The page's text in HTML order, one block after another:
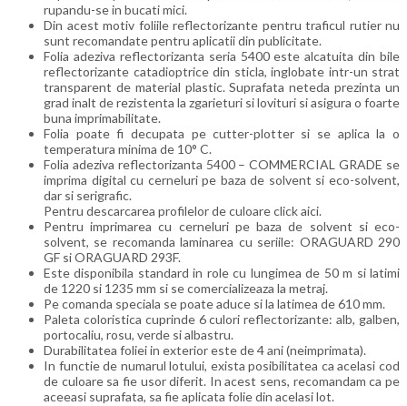
rupandu-se in bucati mici.
Din acest motiv foliile reflectorizante pentru traficul rutier nu
sunt recomandate pentru aplicatii din publicitate.
Folia adeziva reflectorizanta seria 5400 este alcatuita din bile
reflectorizante catadioptrice din sticla, inglobate intr-un strat
transparent de material plastic. Suprafata neteda prezinta un
grad inalt de rezistenta la zgarieturi si lovituri si asigura o foarte
buna imprimabilitate.
Folia poate fi decupata pe cutter-plotter si se aplica la o
temperatura minima de 10° C.
Folia adeziva reflectorizanta 5400 – COMMERCIAL GRADE se
imprima digital cu cerneluri pe baza de solvent si eco-solvent,
dar si serigrafic.
Pentru descarcarea profilelor de culoare click aici.
Pentru imprimarea cu cerneluri pe baza de solvent si eco-
solvent, se recomanda laminarea cu seriile: ORAGUARD 290
GF si ORAGUARD 293F.
Este disponibila standard in role cu lungimea de 50 m si latimi
de 1220 si 1235 mm si se comercializeaza la metraj.
Pe comanda speciala se poate aduce si la latimea de 610 mm.
Paleta coloristica cuprinde 6 culori reflectorizante: alb, galben,
portocaliu, rosu, verde si albastru.
Durabilitatea foliei in exterior este de 4 ani (neimprimata).
In functie de numarul lotului, exista posibilitatea ca acelasi cod
de culoare sa fie usor diferit. In acest sens, recomandam ca pe
aceeasi suprafata, sa fie aplicata folie din acelasi lot.